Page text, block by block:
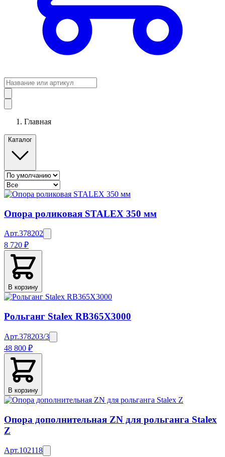
Главная
Каталог
Опора роликовая STALEX 350 мм
Арт.378202
8 720 ₽
В корзину
Рольганг Stalex RB365X3000
Арт.378203/3
48 800 ₽
В корзину
Опора дополнительная ZN для рольганга Stalex
Z
Арт.102118